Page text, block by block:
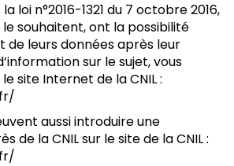
loi n°2016-1321 du 7 octobre 2016,
souhaitent, ont la possibilité
de leurs données après leur
sur le sujet, vous
site Internet de la CNIL :
aussi introduire une
de la CNIL sur le site de la CNIL :